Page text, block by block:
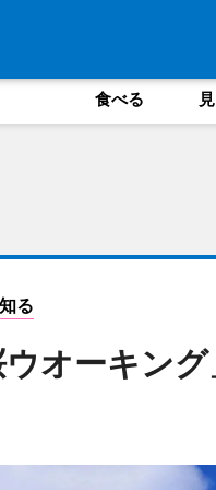
食べる
る
ウオーキン